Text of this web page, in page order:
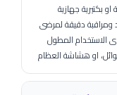
بكتيرية جهازية
دقيقة لمرضى
الاستخدام المطول
او هشاشة العظام